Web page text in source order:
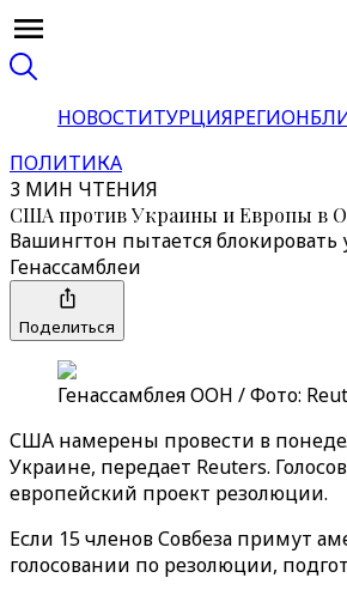
НОВОСТИТУРЦИЯРЕГИОН
ПОЛИТИКА
3 МИН ЧТЕНИЯ
США против Украины и Европы в
Вашингтон пытается
Генассамблеи
Поделиться
Генассамблея ООН / Фото:
США намерены провести в
Украине, передает Reuters.
европейский проект резолюции.
Если 15 членов Совбеза примут
голосовании по резолюции,